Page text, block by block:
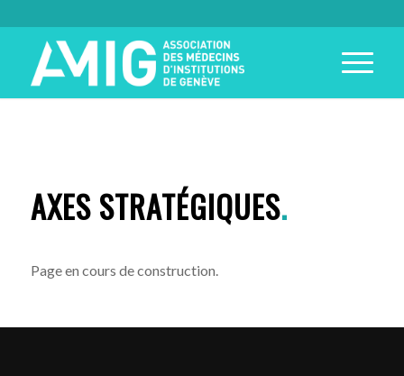
AXES STRATÉGIQUES.
Page en cours de construction.